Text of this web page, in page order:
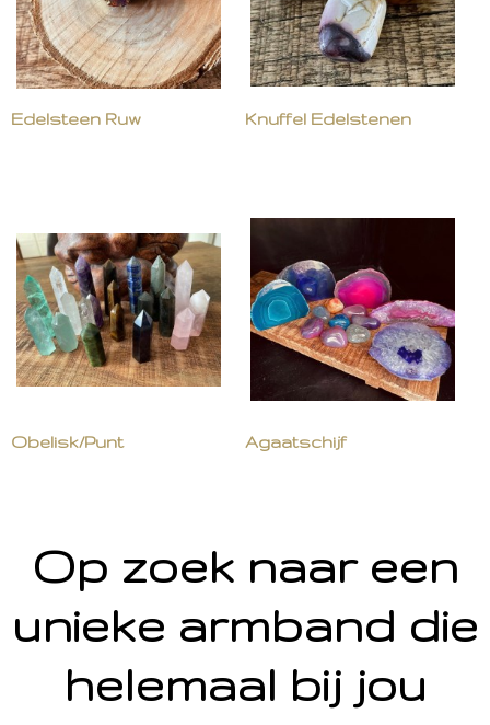
Edelsteen Ruw Knuffel Edelstenen
Obelisk/Punt Agaatschijf
Op zoek naar een
unieke armband die
helemaal bij jou